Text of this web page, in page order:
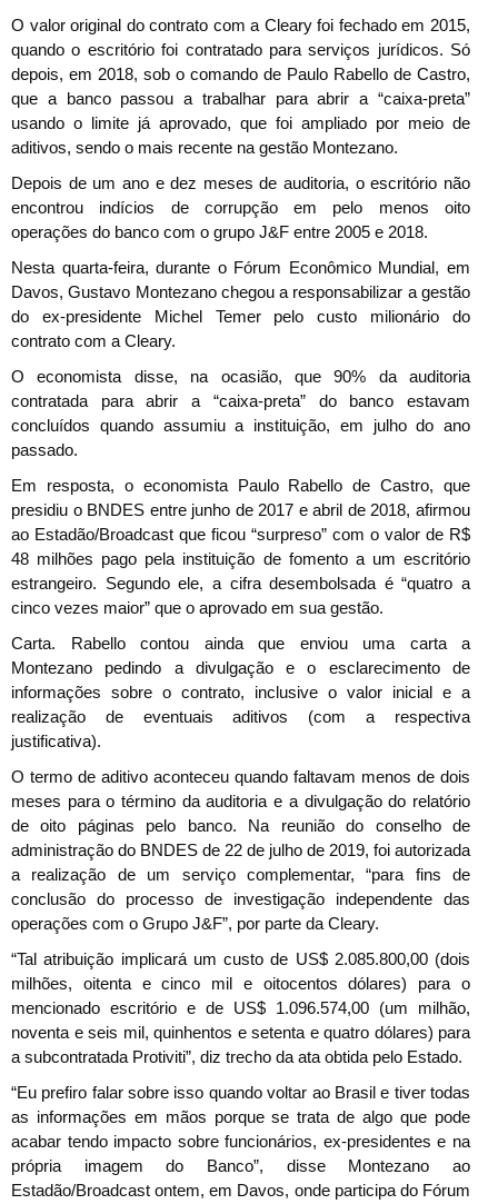
O valor original do contrato com a Cleary foi fechado em 2015,
quando o escritório foi contratado para serviços jurídicos. Só
depois, em 2018, sob o comando de Paulo Rabello de Castro,
que a banco passou a trabalhar para abrir a “caixa-preta”
usando o limite já aprovado, que foi ampliado por meio de
aditivos, sendo o mais recente na gestão Montezano.
Depois de um ano e dez meses de auditoria, o escritório não
encontrou indícios de corrupção em pelo menos oito
operações do banco com o grupo J&F entre 2005 e 2018.
Nesta quarta-feira, durante o Fórum Econômico Mundial, em
Davos, Gustavo Montezano chegou a responsabilizar a gestão
do ex-presidente Michel Temer pelo custo milionário do
contrato com a Cleary.
O economista disse, na ocasião, que 90% da auditoria
contratada para abrir a “caixa-preta” do banco estavam
concluídos quando assumiu a instituição, em julho do ano
passado.
Em resposta, o economista Paulo Rabello de Castro, que
presidiu o BNDES entre junho de 2017 e abril de 2018, afirmou
ao Estadão/Broadcast que ficou “surpreso” com o valor de R$
48 milhões pago pela instituição de fomento a um escritório
estrangeiro. Segundo ele, a cifra desembolsada é “quatro a
cinco vezes maior” que o aprovado em sua gestão.
Carta. Rabello contou ainda que enviou uma carta a
Montezano pedindo a divulgação e o esclarecimento de
informações sobre o contrato, inclusive o valor inicial e a
realização de eventuais aditivos (com a respectiva
justificativa).
O termo de aditivo aconteceu quando faltavam menos de dois
meses para o término da auditoria e a divulgação do relatório
de oito páginas pelo banco. Na reunião do conselho de
administração do BNDES de 22 de julho de 2019, foi autorizada
a realização de um serviço complementar, “para fins de
conclusão do processo de investigação independente das
operações com o Grupo J&F”, por parte da Cleary.
“Tal atribuição implicará um custo de US$ 2.085.800,00 (dois
milhões, oitenta e cinco mil e oitocentos dólares) para o
mencionado escritório e de US$ 1.096.574,00 (um milhão,
noventa e seis mil, quinhentos e setenta e quatro dólares) para
a subcontratada Protiviti”, diz trecho da ata obtida pelo Estado.
“Eu prefiro falar sobre isso quando voltar ao Brasil e tiver todas
as informações em mãos porque se trata de algo que pode
acabar tendo impacto sobre funcionários, ex-presidentes e na
própria imagem do Banco”, disse Montezano ao
Estadão/Broadcast ontem, em Davos, onde participa do Fórum